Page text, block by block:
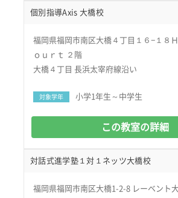
個別指導Axis 大橋校
福岡県福岡市南区大橋４丁目１６−１８
ｏｕｒｔ ２階
大橋４丁目 長浜太宰府線沿い
対象学年 小学1年生～中学生
この教室の詳細
対話式進学塾１対１ネッツ大橋校
福岡県福岡市南区大橋1-2-8 レーベント